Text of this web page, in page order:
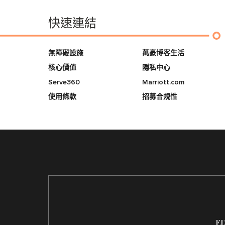
快速連結
無障礙設施
核心價值
Serve360
使用條款
萬豪博客生活
隱私中心
Marriott.com
招募合規性